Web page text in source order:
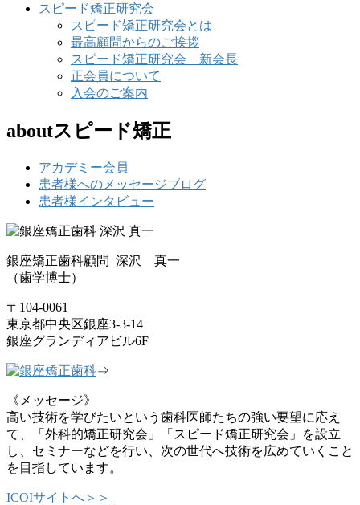
スピード矯正研究会
スピード矯正研究会とは
最高顧問からのご挨拶
スピード矯正研究会 新会長
正会員について
入会のご案内
aboutスピード矯正
アカデミー会員
患者様へのメッセージブログ
患者様インタビュー
銀座矯正歯科顧問 深沢 真一
（歯学博士）
〒104-0061
東京都中央区銀座3-3-14
銀座グランディアビル6F
⇒
《メッセージ》
高い技術を学びたいという歯科医師たちの強い要望に応え
て、「外科的矯正研究会」「スピード矯正研究会」を設立
し、セミナーなどを行い、次の世代へ技術を広めていくこと
を目指しています。
ICOIサイトへ＞＞